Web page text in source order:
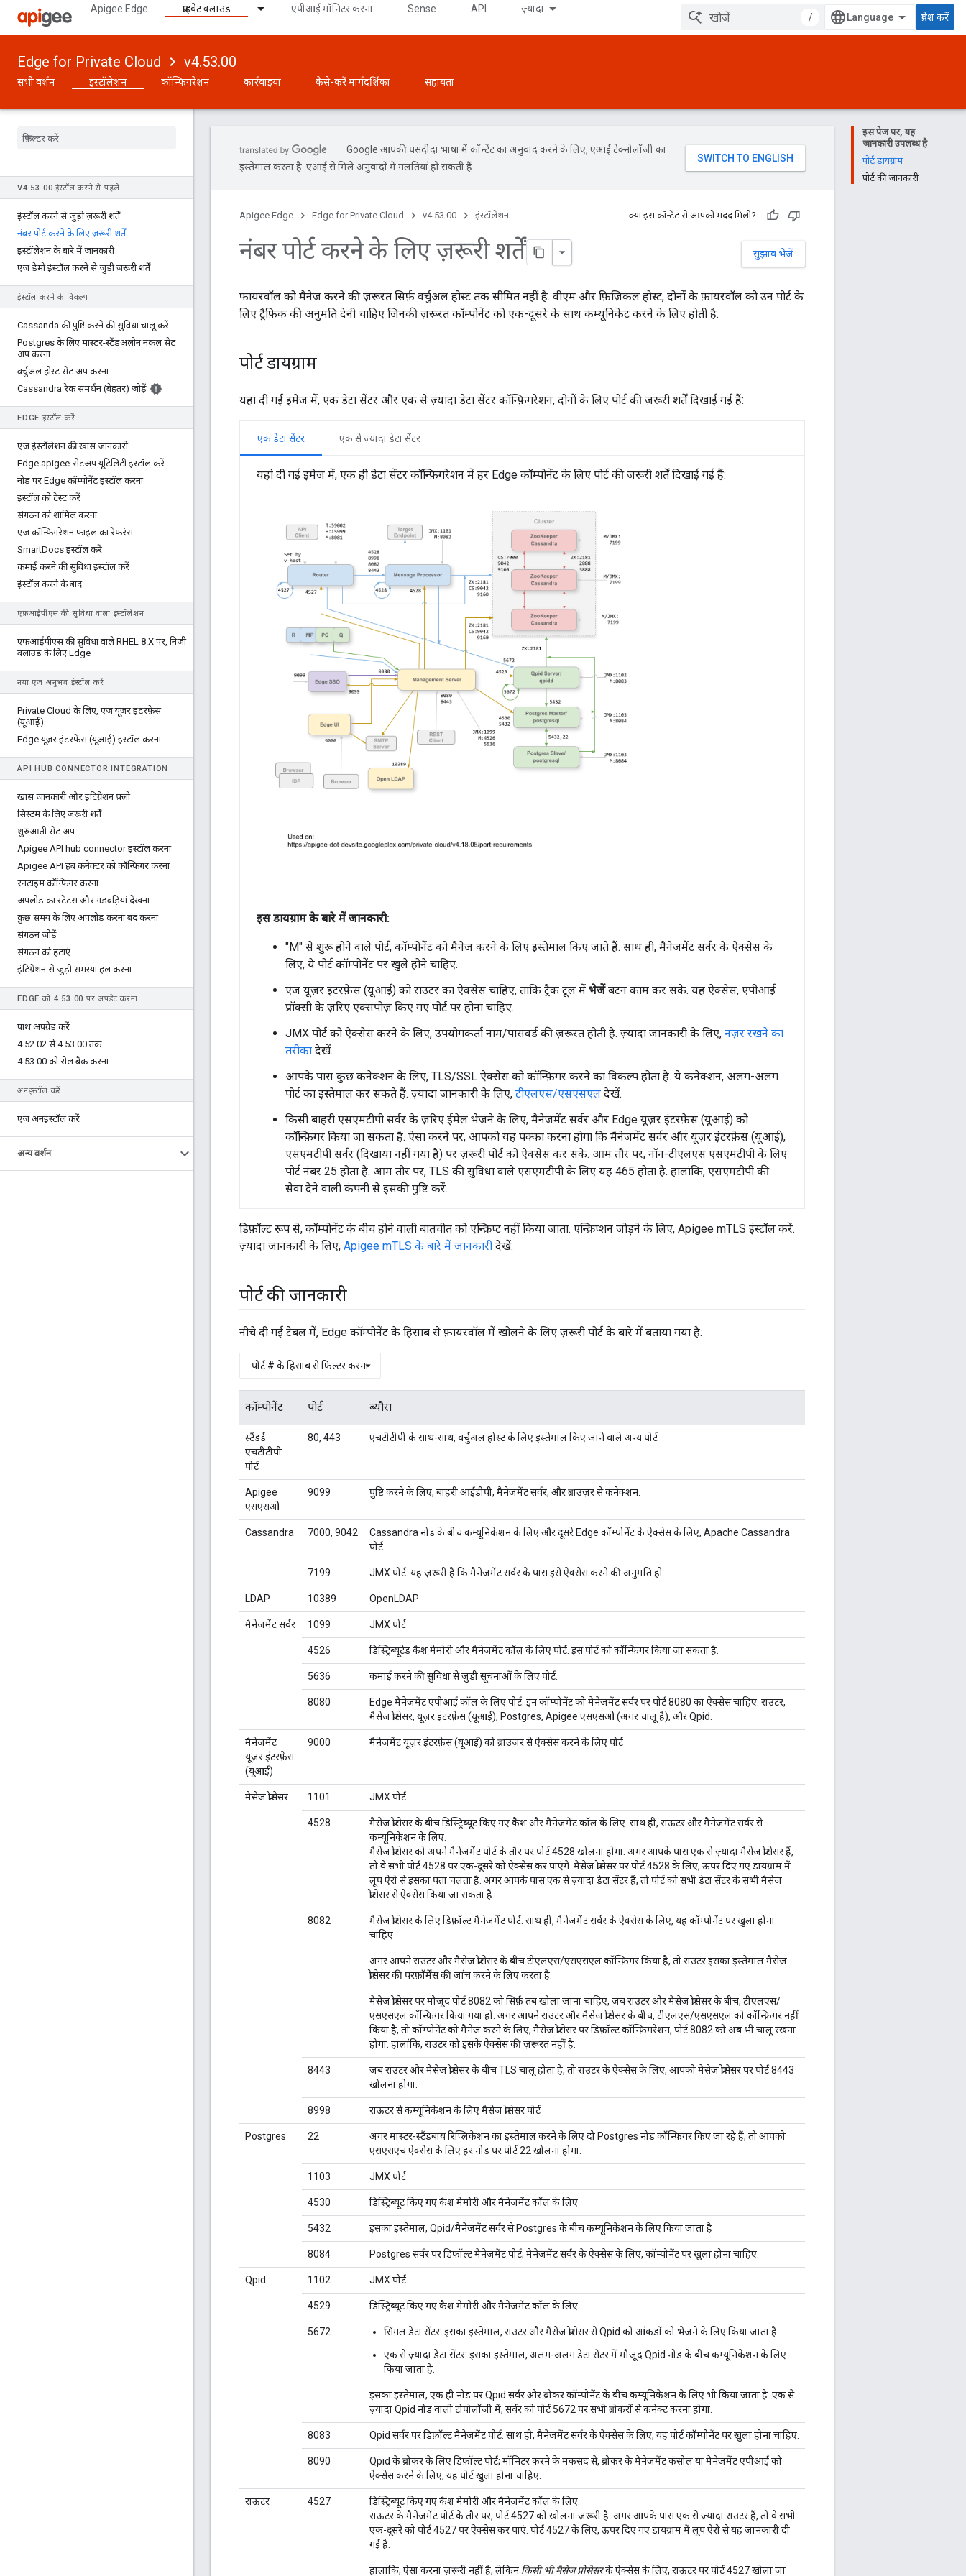
Apigee Edge प्राइवेट क्लाउड एपीआई मॉनिटर करना Sense API ज़्यादा
/ प्रवेश करें
Edge for Private Cloud v4.53.00
सभी वर्शन इंस्टॉलेशन कॉन्फ़िगरेशन कार्रवाइयां कैसे-करें मार्गदर्शिका सहायता
V4.53 .00 इंस्टॉल करने से पहले
इंस्टॉल करने से जुड़ी ज़रूरी शर्तें
नंबर पोर्ट करने के लिए ज़रूरी शर्तें
इंस्टॉलेशन के बारे में जानकारी
एज डेमो इंस्टॉल करने से जुड़ी ज़रूरी शर्तें
इंस्टॉल करने के विकल्प
Cassanda की पुष्टि करने की सुविधा चालू करें
Postgres के लिए मास्टर-स्टैंडअलोन नकल सेट
अप करना
वर्चुअल होस्ट सेट अप करना
Cassandra रैक समर्थन (बेहतर) जोड़ें
EDGE इंस्टॉल करें
एज इंस्टॉलेशन की खास जानकारी
Edge apigee-सेटअप यूटिलिटी इंस्टॉल करें
नोड पर Edge कॉम्पोनेंट इंस्टॉल करना
इंस्टॉल को टेस्ट करें
संगठन को शामिल करना
एज कॉन्फ़िगरेशन फ़ाइल का रेफ़रंस
SmartDocs इंस्टॉल करें
कमाई करने की सुविधा इंस्टॉल करें
इंस्टॉल करने के बाद
एफ़आईपीएस की सुविधा वाला इंस्टॉलेशन
एफ़आईपीएस की सुविधा वाले RHEL 8.X पर, निजी
क्लाउड के लिए Edge
नया एज अनुभव इंस्टॉल करें
Private Cloud के लिए, एज यूज़र इंटरफ़ेस
(यूआई)
Edge यूज़र इंटरफ़ेस (यूआई) इंस्टॉल करना
API HUB CONNECTOR INTEGRATION
खास जानकारी और इंटिग्रेशन फ़्लो
सिस्टम के लिए ज़रूरी शर्तें
शुरुआती सेट अप
Apigee API hub connector इंस्टॉल करना
Apigee API हब कनेक्टर को कॉन्फ़िगर करना
रनटाइम कॉन्फ़िगर करना
अपलोड का स्टेटस और गड़बड़ियां देखना
कुछ समय के लिए अपलोड करना बंद करना
संगठन जोड़ें
संगठन को हटाएं
इंटिग्रेशन से जुड़ी समस्या हल करना
EDGE को 4. 53 .00 पर अपडेट करना
पाथ अपग्रेड करें
4.52.02 से 4.53.00 तक
4.53.00 को रोल बैक करना
अनइंस्टॉल करें
एज अनइंस्टॉल करें
अन्य वर्शन
इस पेज पर, यह
जानकारी उपलब्ध है
पोर्ट डायग्राम
पोर्ट की जानकारी
Google आपकी पसंदीदा भाषा में कॉन्टेंट का अनुवाद करने के लिए, एआई टेक्नोलॉजी का
इस्तेमाल करता है. एआई से मिले अनुवादों में गलतियां हो सकती हैं.
Apigee Edge Edge for Private Cloud v4.53.00 इंस्टॉलेशन क्या इस कॉन्टेंट से आपको मदद मिली?
सुझाव भेजें
नंबर पोर्ट करने के लिए ज़रूरी शर्तें
फ़ायरवॉल को मैनेज करने की ज़रूरत सिर्फ़ वर्चुअल होस्ट तक सीमित नहीं है. वीएम और फ़िज़िकल होस्ट, दोनों के फ़ायरवॉल को उन पोर्ट के
लिए ट्रैफ़िक की अनुमति देनी चाहिए जिनकी ज़रूरत कॉम्पोनेंट को एक-दूसरे के साथ कम्यूनिकेट करने के लिए होती है.
पोर्ट डायग्राम
यहां दी गई इमेज में, एक डेटा सेंटर और एक से ज़्यादा डेटा सेंटर कॉन्फ़िगरेशन, दोनों के लिए पोर्ट की ज़रूरी शर्तें दिखाई गई हैं:
एक डेटा सेंटर एक से ज़्यादा डेटा सेंटर
यहां दी गई इमेज में, एक ही डेटा सेंटर कॉन्फ़िगरेशन में हर Edge कॉम्पोनेंट के लिए पोर्ट की ज़रूरी शर्तें दिखाई गई हैं:
इस डायग्राम के बारे में जानकारी:
"M" से शुरू होने वाले पोर्ट, कॉम्पोनेंट को मैनेज करने के लिए इस्तेमाल किए जाते हैं. साथ ही, मैनेजमेंट सर्वर के ऐक्सेस के
लिए, ये पोर्ट कॉम्पोनेंट पर खुले होने चाहिए.
एज यूज़र इंटरफ़ेस (यूआई) को राउटर का ऐक्सेस चाहिए, ताकि ट्रैक टूल में भेजेंबटन काम कर सके. यह ऐक्सेस, एपीआई
प्रॉक्सी के ज़रिए एक्सपोज़ किए गए पोर्ट पर होना चाहिए.
JMX पोर्ट को ऐक्सेस करने के लिए, उपयोगकर्ता नाम/पासवर्ड की ज़रूरत होती है. ज़्यादा जानकारी के लिए, नज़र रखने का
तरीका देखें.
आपके पास कुछ कनेक्शन के लिए, TLS/SSL ऐक्सेस को कॉन्फ़िगर करने का विकल्प होता है. ये कनेक्शन, अलग-अलग
पोर्ट का इस्तेमाल कर सकते हैं. ज़्यादा जानकारी के लिए, टीएलएस/एसएसएल देखें.
किसी बाहरी एसएमटीपी सर्वर के ज़रिए ईमेल भेजने के लिए, मैनेजमेंट सर्वर और Edge यूज़र इंटरफ़ेस (यूआई) को
कॉन्फ़िगर किया जा सकता है. ऐसा करने पर, आपको यह पक्का करना होगा कि मैनेजमेंट सर्वर और यूज़र इंटरफ़ेस (यूआई),
एसएमटीपी सर्वर (दिखाया नहीं गया है) पर ज़रूरी पोर्ट को ऐक्सेस कर सके. आम तौर पर, नॉन-टीएलएस एसएमटीपी के लिए
पोर्ट नंबर 25 होता है. आम तौर पर, TLS की सुविधा वाले एसएमटीपी के लिए यह 465 होता है. हालांकि, एसएमटीपी की
सेवा देने वाली कंपनी से इसकी पुष्टि करें.
डिफ़ॉल्ट रूप से, कॉम्पोनेंट के बीच होने वाली बातचीत को एन्क्रिप्ट नहीं किया जाता. एन्क्रिप्शन जोड़ने के लिए, Apigee mTLS इंस्टॉल करें.
ज़्यादा जानकारी के लिए, Apigee mTLS के बारे में जानकारी देखें.
पोर्ट की जानकारी
नीचे दी गई टेबल में, Edge कॉम्पोनेंट के हिसाब से फ़ायरवॉल में खोलने के लिए ज़रूरी पोर्ट के बारे में बताया गया है:
पोर्ट # के हिसाब से फ़िल्टर करना
कॉम्पोनेंट पोर्ट ब्यौरा
स्टैंडर्ड
एचटीटीपी
पोर्ट
80, 443 एचटीटीपी के साथ-साथ, वर्चुअल होस्ट के लिए इस्तेमाल किए जाने वाले अन्य पोर्ट
Apigee
एसएसओ
9099 पुष्टि करने के लिए, बाहरी आईडीपी, मैनेजमेंट सर्वर, और ब्राउज़र से कनेक्शन.
Cassandra 7000, 9042
Cassandra नोड के बीच कम्यूनिकेशन के लिए और दूसरे Edge कॉम्पोनेंट के ऐक्सेस के लिए, Apache Cassandra
पोर्ट.
7199 JMX पोर्ट. यह ज़रूरी है कि मैनेजमेंट सर्वर के पास इसे ऐक्सेस करने की अनुमति हो.
LDAP 10389 OpenLDAP
मैनेजमेंट सर्वर 1099 JMX पोर्ट
4526 डिस्ट्रिब्यूटेड कैश मेमोरी और मैनेजमेंट कॉल के लिए पोर्ट. इस पोर्ट को कॉन्फ़िगर किया जा सकता है.
5636 कमाई करने की सुविधा से जुड़ी सूचनाओं के लिए पोर्ट.
8080
Edge मैनेजमेंट एपीआई कॉल के लिए पोर्ट. इन कॉम्पोनेंट को मैनेजमेंट सर्वर पर पोर्ट 8080 का ऐक्सेस चाहिए: राउटर,
मैसेज प्रोसेसर, यूज़र इंटरफ़ेस (यूआई), Postgres, Apigee एसएसओ (अगर चालू है), और Qpid.
मैनेजमेंट
यूज़र इंटरफ़ेस
(यूआई)
9000 मैनेजमेंट यूज़र इंटरफ़ेस (यूआई) को ब्राउज़र से ऐक्सेस करने के लिए पोर्ट
मैसेज प्रोसेसर 1101 JMX पोर्ट
4528
मैसेज प्रोसेसर के बीच डिस्ट्रिब्यूट किए गए कैश और मैनेजमेंट कॉल के लिए. साथ ही, राऊटर और मैनेजमेंट सर्वर से
कम्यूनिकेशन के लिए.
मैसेज प्रोसेसर को अपने मैनेजमेंट पोर्ट के तौर पर पोर्ट 4528 खोलना होगा. अगर आपके पास एक से ज़्यादा मैसेज प्रोसेसर हैं,
तो वे सभी पोर्ट 4528 पर एक-दूसरे को ऐक्सेस कर पाएंगे. मैसेज प्रोसेसर पर पोर्ट 4528 के लिए, ऊपर दिए गए डायग्राम में
लूप ऐरो से इसका पता चलता है. अगर आपके पास एक से ज़्यादा डेटा सेंटर हैं, तो पोर्ट को सभी डेटा सेंटर के सभी मैसेज
प्रोसेसर से ऐक्सेस किया जा सकता है.
8082
मैसेज प्रोसेसर के लिए डिफ़ॉल्ट मैनेजमेंट पोर्ट. साथ ही, मैनेजमेंट सर्वर के ऐक्सेस के लिए, यह कॉम्पोनेंट पर खुला होना
चाहिए.
अगर आपने राउटर और मैसेज प्रोसेसर के बीच टीएलएस/एसएसएल कॉन्फ़िगर किया है, तो राउटर इसका इस्तेमाल मैसेज
प्रोसेसर की परफ़ॉर्मेंस की जांच करने के लिए करता है.
मैसेज प्रोसेसर पर मौजूद पोर्ट 8082 को सिर्फ़ तब खोला जाना चाहिए, जब राउटर और मैसेज प्रोसेसर के बीच, टीएलएस/
एसएसएल कॉन्फ़िगर किया गया हो. अगर आपने राउटर और मैसेज प्रोसेसर के बीच, टीएलएस/एसएसएल को कॉन्फ़िगर नहीं
किया है, तो कॉम्पोनेंट को मैनेज करने के लिए, मैसेज प्रोसेसर पर डिफ़ॉल्ट कॉन्फ़िगरेशन, पोर्ट 8082 को अब भी चालू रखना
होगा. हालांकि, राउटर को इसके ऐक्सेस की ज़रूरत नहीं है.
8443
जब राउटर और मैसेज प्रोसेसर के बीच TLS चालू होता है, तो राउटर के ऐक्सेस के लिए, आपको मैसेज प्रोसेसर पर पोर्ट 8443
खोलना होगा.
8998 राऊटर से कम्यूनिकेशन के लिए मैसेज प्रोसेसर पोर्ट
Postgres 22
अगर मास्टर-स्टैंडबाय रिप्लिकेशन का इस्तेमाल करने के लिए दो Postgres नोड कॉन्फ़िगर किए जा रहे हैं, तो आपको
एसएसएच ऐक्सेस के लिए हर नोड पर पोर्ट 22 खोलना होगा.
1103 JMX पोर्ट
4530 डिस्ट्रिब्यूट किए गए कैश मेमोरी और मैनेजमेंट कॉल के लिए
5432 इसका इस्तेमाल, Qpid/मैनेजमेंट सर्वर से Postgres के बीच कम्यूनिकेशन के लिए किया जाता है
8084 Postgres सर्वर पर डिफ़ॉल्ट मैनेजमेंट पोर्ट; मैनेजमेंट सर्वर के ऐक्सेस के लिए, कॉम्पोनेंट पर खुला होना चाहिए.
Qpid 1102 JMX पोर्ट
4529 डिस्ट्रिब्यूट किए गए कैश मेमोरी और मैनेजमेंट कॉल के लिए
5672 सिंगल डेटा सेंटर: इसका इस्तेमाल, राउटर और मैसेज प्रोसेसर से Qpid को आंकड़ों को भेजने के लिए किया जाता है.
एक से ज़्यादा डेटा सेंटर: इसका इस्तेमाल, अलग-अलग डेटा सेंटर में मौजूद Qpid नोड के बीच कम्यूनिकेशन के लिए
किया जाता है.
इसका इस्तेमाल, एक ही नोड पर Qpid सर्वर और ब्रोकर कॉम्पोनेंट के बीच कम्यूनिकेशन के लिए भी किया जाता है. एक से
ज़्यादा Qpid नोड वाली टोपोलॉजी में, सर्वर को पोर्ट 5672 पर सभी ब्रोकरों से कनेक्ट करना होगा.
8083 Qpid सर्वर पर डिफ़ॉल्ट मैनेजमेंट पोर्ट. साथ ही, मैनेजमेंट सर्वर के ऐक्सेस के लिए, यह पोर्ट कॉम्पोनेंट पर खुला होना चाहिए.
8090
Qpid के ब्रोकर के लिए डिफ़ॉल्ट पोर्ट; मॉनिटर करने के मकसद से, ब्रोकर के मैनेजमेंट कंसोल या मैनेजमेंट एपीआई को
ऐक्सेस करने के लिए, यह पोर्ट खुला होना चाहिए.
राऊटर 4527
डिस्ट्रिब्यूट किए गए कैश मेमोरी और मैनेजमेंट कॉल के लिए.
राऊटर के मैनेजमेंट पोर्ट के तौर पर, पोर्ट 4527 को खोलना ज़रूरी है. अगर आपके पास एक से ज़्यादा राउटर हैं, तो वे सभी
एक-दूसरे को पोर्ट 4527 पर ऐक्सेस कर पाएं. पोर्ट 4527 के लिए, ऊपर दिए गए डायग्राम में लूप ऐरो से यह जानकारी दी
गई है.
हालांकि, ऐसा करना ज़रूरी नहीं है, लेकिन किसी भी मैसेज प्रोसेसरके ऐक्सेस के लिए, राऊटर पर पोर्ट 4527 खोला जा